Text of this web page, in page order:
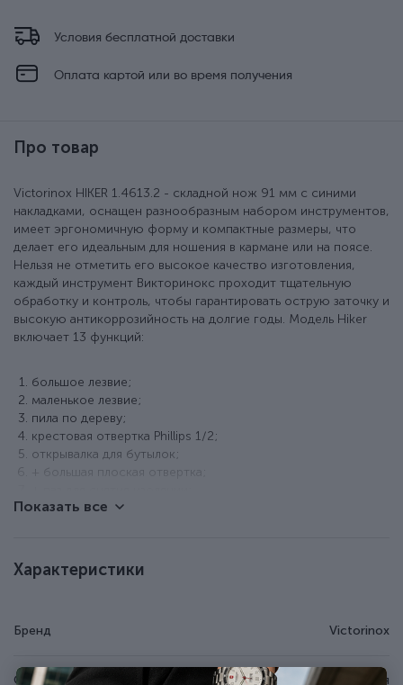
Условия бесплатной доставки
Оплата картой или во время получения
Про товар
Victorinox HIKER 1.4613.2 - складной нож 91 мм с синими
накладками, оснащен разнообразным набором инструментов,
имеет эргономичную форму и компактные размеры, что
делает его идеальным для ношения в кармане или на поясе.
Нельзя не отметить его высокое качество изготовления,
каждый инструмент Викторинокс проходит тщательную
обработку и контроль, чтобы гарантировать острую заточку и
высокую антикоррозийность на долгие годы. Модель Hiker
включает 13 функций:
большое лезвие;
маленькое лезвие;
пила по дереву;
крестовая отвертка Phillips 1/2;
открывалка для бутылок;
+ большая плоская отвертка;
открывалка для консервов;
пластиковая зубочистка;
Особенности ножа Victorinox
Вес - 77 г.
Показать все
Характеристики
Бренд Victorinox
Страна происхождения Швейцария